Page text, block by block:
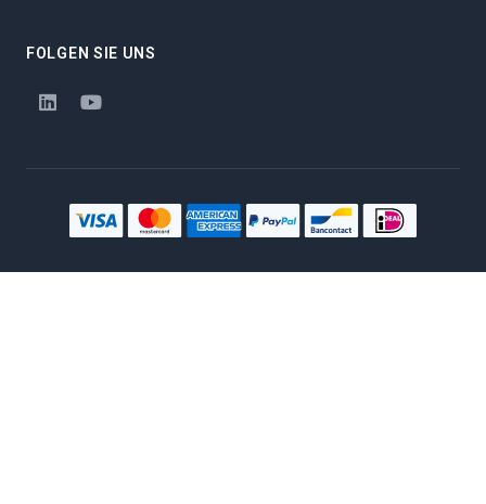
FOLGEN SIE UNS